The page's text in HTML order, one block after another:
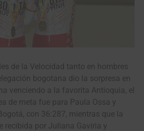
de la Velocidad tanto en hombres
bogotana dio la sorpresa en
venciendo a la favorita Antioquia, el
de meta fue para Paula Ossa y
con 36:287, mientras que la
recibida por Juliana Gaviria y